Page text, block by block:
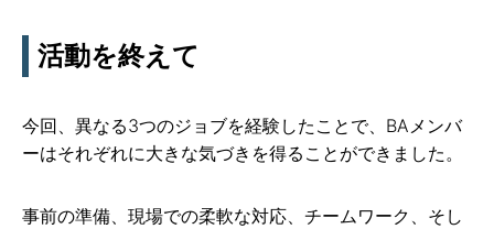
活動を終えて
今回、異なる3つのジョブを経験したことで、BAメンバ
ーはそれぞれに大きな気づきを得ることができました。
事前の準備、現場での柔軟な対応、チームワーク、そし